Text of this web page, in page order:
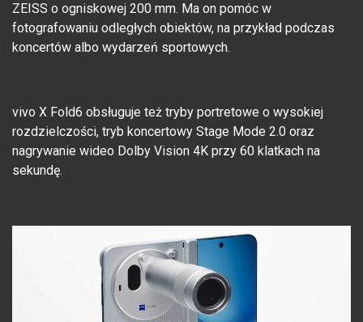
ZEISS o ogniskowej 200 mm. Ma on pomóc w
fotografowaniu odległych obiektów, na przykład podczas
koncertów albo wydarzeń sportowych.
vivo X Fold6 obsługuje też tryby portretowe o wysokiej
rozdzielczości, tryb koncertowy Stage Mode 2.0 oraz
nagrywanie wideo Dolby Vision 4K przy 60 klatkach na
sekundę.